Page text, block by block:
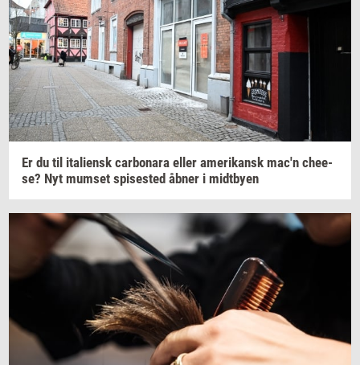
Er du til ita­li­ensk car­bo­na­ra eller ame­ri­kansk mac'n che­e­
se? Nyt mum­set spi­se­sted åbner i midt­by­en